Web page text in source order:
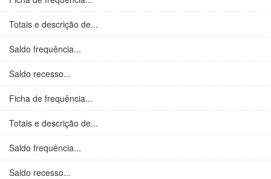
Totais e descrição de...
Saldo frequência...
Saldo recesso...
Ficha de frequência...
Totais e descrição de...
Saldo frequência...
Saldo recesso...